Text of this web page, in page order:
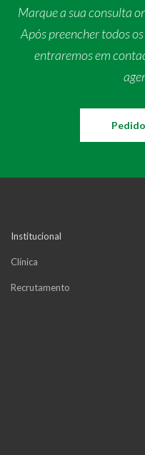
Marque a sua consulta
Após preencher todos
entraremos em
Institucional
Clínica
Recrutamento